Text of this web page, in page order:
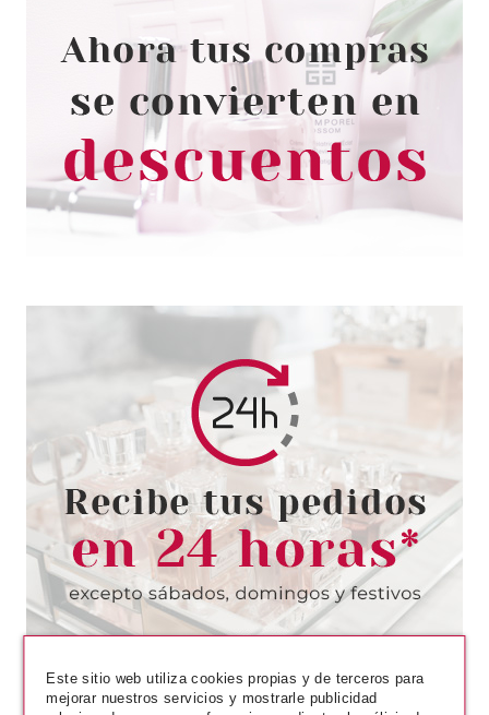
REVLON
REVLON LABIAL LÍQUIDO KISS
CUSHION LIP TINT 210 PRETTY
KISS 4.4 ML
desde
7.79€
REVLON
REVLON BARRA LABIOS
HIDRATANTE
SUPERLUSTROUS MATTE 01 IF
I WANT TO 3.7 GR
5.89€
Este sitio web utiliza cookies propias y de terceros para
mejorar nuestros servicios y mostrarle publicidad